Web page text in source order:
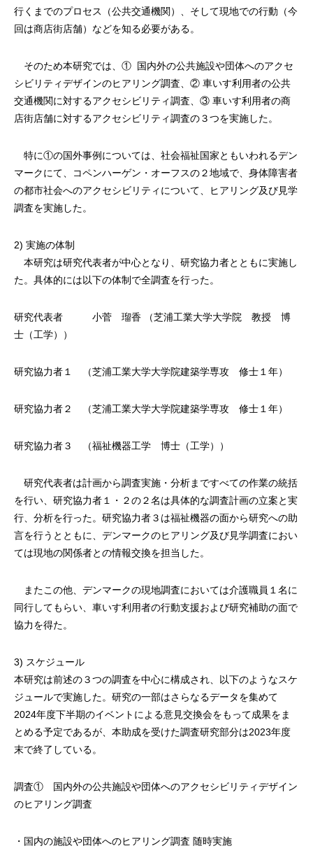
行くまでのプロセス（公共交通機関）、そして現地での行動（今
回は商店街店舗）などを知る必要がある。
そのため本研究では、① 国内外の公共施設や団体へのアクセ
シビリティデザインのヒアリング調査、② 車いす利用者の公共
交通機関に対するアクセシビリティ調査、③ 車いす利用者の商
店街店舗に対するアクセシビリティ調査の３つを実施した。
特に①の国外事例については、社会福祉国家ともいわれるデン
マークにて、コペンハーゲン・オーフスの２地域で、身体障害者
の都市社会へのアクセシビリティについて、ヒアリング及び見学
調査を実施した。
2) 実施の体制
本研究は研究代表者が中心となり、研究協力者とともに実施し
た。具体的には以下の体制で全調査を行った。
研究代表者 小菅 瑠香 （芝浦工業大学大学院 教授 博
士（工学））
研究協力者１ （芝浦工業大学大学院建築学専攻 修士１年）
研究協力者２ （芝浦工業大学大学院建築学専攻 修士１年）
研究協力者３ （福祉機器工学 博士（工学））
研究代表者は計画から調査実施・分析まですべての作業の統括
を行い、研究協力者１・２の２名は具体的な調査計画の立案と実
行、分析を行った。研究協力者３は福祉機器の面から研究への助
言を行うとともに、デンマークのヒアリング及び見学調査におい
ては現地の関係者との情報交換を担当した。
またこの他、デンマークの現地調査においては介護職員１名に
同行してもらい、車いす利用者の行動支援および研究補助の面で
協力を得た。
3) スケジュール
本研究は前述の３つの調査を中心に構成され、以下のようなスケ
ジュールで実施した。研究の一部はさらなるデータを集めて
2024年度下半期のイベントによる意見交換会をもって成果をま
とめる予定であるが、本助成を受けた調査研究部分は2023年度
末で終了している。
調査① 国内外の公共施設や団体へのアクセシビリティデザイン
のヒアリング調査
・国内の施設や団体へのヒアリング調査 随時実施